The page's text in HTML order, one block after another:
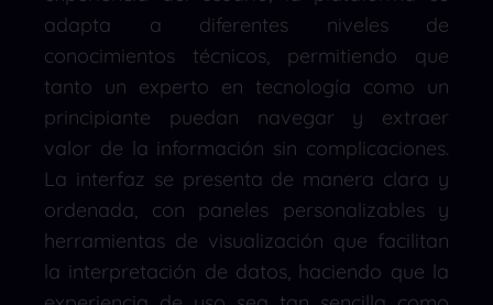
adapta a diferentes niveles de
conocimientos técnicos, permitiendo que
tanto un experto en tecnología como un
principiante puedan navegar y extraer
valor de la información sin complicaciones.
La interfaz se presenta de manera clara y
ordenada, con paneles personalizables y
herramientas de visualización que facilitan
la interpretación de datos, haciendo que la